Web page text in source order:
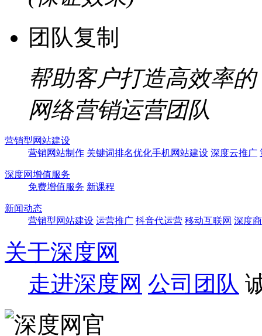
团队复制
帮助客户打造高效率的
网络营销运营团队
营销型网站建设
营销网站制作 关键词排名优化手机网站建设 深度云推广
深度网增值服务
免费增值服务 新课程
新闻动态
营销型网站建设 运营推广 抖音代运营 移动互联网 深度
关于深度网
走进深度网 公司团队